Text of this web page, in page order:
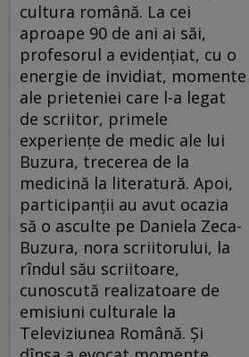
cultura română. La cei
aproape 90 de ani ai săi,
profesorul a evidențiat, cu o
energie de invidiat, momente
ale prieteniei care l-a legat
de scriitor, primele
experiențe de medic ale lui
Buzura, trecerea de la
medicină la literatură. Apoi,
participanții au avut ocazia
să o asculte pe Daniela Zeca-
Buzura, nora scriitorului, la
rîndul său scriitoare,
cunoscută realizatoare de
emisiuni culturale la
Televiziunea Română. Și